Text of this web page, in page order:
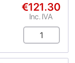
€121.30
Inc. IVA